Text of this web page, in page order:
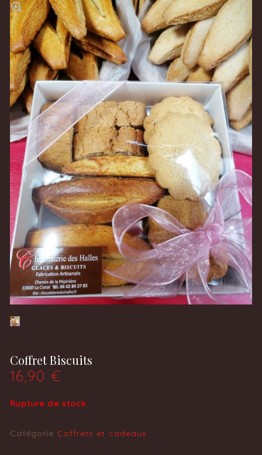
Coffret Biscuits
16,90 €
Rupture de stock
Catégorie Coffrets et cadeaux